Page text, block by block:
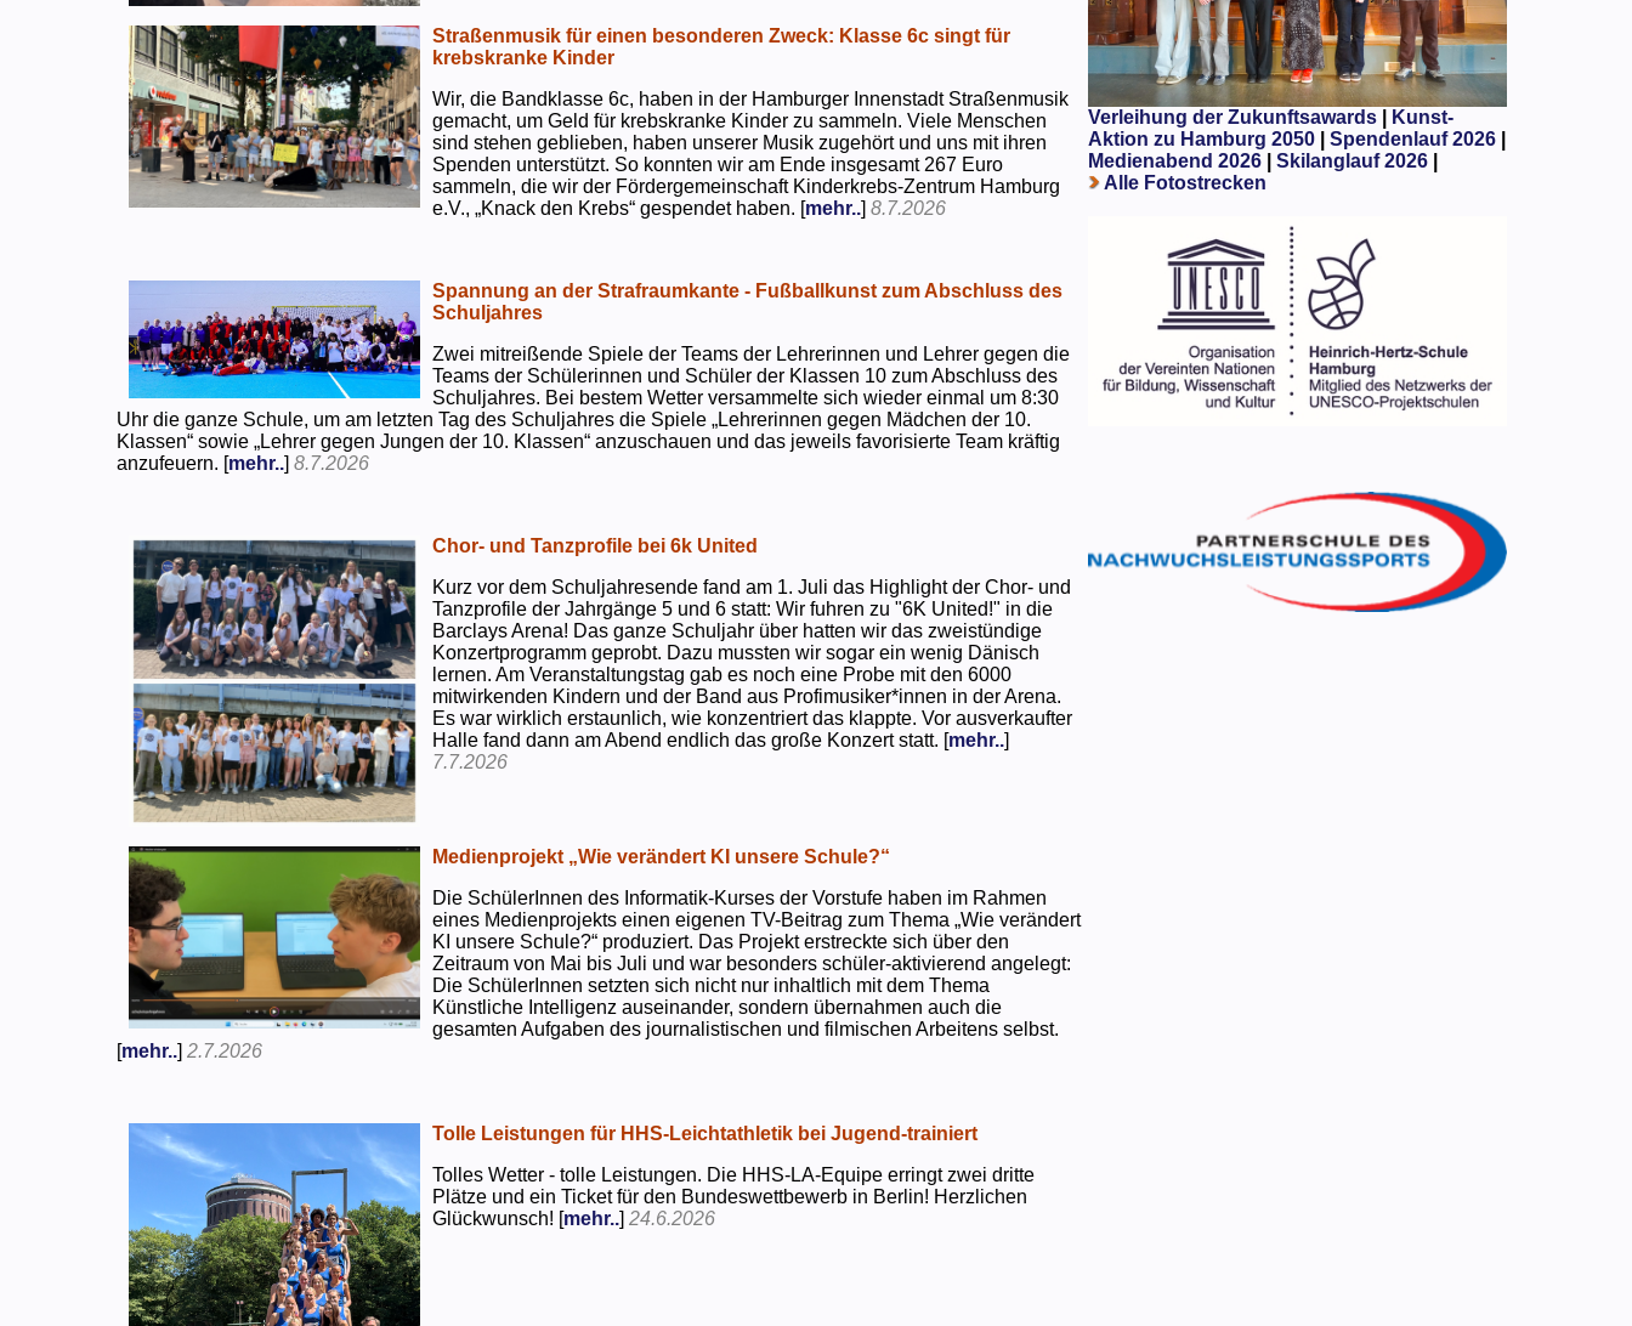
Straßenmusik für einen besonderen Zweck: Klasse 6c singt für
krebskranke Kinder
Wir, die Bandklasse 6c, haben in der Hamburger Innenstadt Straßenmusik
gemacht, um Geld für krebskranke Kinder zu sammeln. Viele Menschen
sind stehen geblieben, haben unserer Musik zugehört und uns mit ihren
Spenden unterstützt. So konnten wir am Ende insgesamt 267 Euro
sammeln, die wir der Fördergemeinschaft Kinderkrebs-Zentrum Hamburg
e.V., „Knack den Krebs“ gespendet haben. [mehr..]8.7.2026
Spannung an der Strafraumkante - Fußballkunst zum Abschluss des
Schuljahres
Zwei mitreißende Spiele der Teams der Lehrerinnen und Lehrer gegen die
Teams der Schülerinnen und Schüler der Klassen 10 zum Abschluss des
Schuljahres. Bei bestem Wetter versammelte sich wieder einmal um 8:30
Uhr die ganze Schule, um am letzten Tag des Schuljahres die Spiele „Lehrerinnen gegen Mädchen der 10.
Klassen“ sowie „Lehrer gegen Jungen der 10. Klassen“ anzuschauen und das jeweils favorisierte Team kräftig
anzufeuern. [mehr..]8.7.2026
Chor- und Tanzprofile bei 6k United
Kurz vor dem Schuljahresende fand am 1. Juli das Highlight der Chor- und
Tanzprofile der Jahrgänge 5 und 6 statt: Wir fuhren zu "6K United!" in die
Barclays Arena! Das ganze Schuljahr über hatten wir das zweistündige
Konzertprogramm geprobt. Dazu mussten wir sogar ein wenig Dänisch
lernen. Am Veranstaltungstag gab es noch eine Probe mit den 6000
mitwirkenden Kindern und der Band aus Profimusiker*innen in der Arena.
Es war wirklich erstaunlich, wie konzentriert das klappte. Vor ausverkaufter
Halle fand dann am Abend endlich das große Konzert statt. [mehr..]
7.7.2026
Medienprojekt „Wie verändert KI unsere Schule?“
Die SchülerInnen des Informatik-Kurses der Vorstufe haben im Rahmen
eines Medienprojekts einen eigenen TV-Beitrag zum Thema „Wie verändert
KI unsere Schule?“ produziert. Das Projekt erstreckte sich über den
Zeitraum von Mai bis Juli und war besonders schüler-aktivierend angelegt:
Die SchülerInnen setzten sich nicht nur inhaltlich mit dem Thema
Künstliche Intelligenz auseinander, sondern übernahmen auch die
gesamten Aufgaben des journalistischen und filmischen Arbeitens selbst.
[mehr..]2.7.2026
Tolle Leistungen für HHS-Leichtathletik bei Jugend-trainiert
Tolles Wetter - tolle Leistungen. Die HHS-LA-Equipe erringt zwei dritte
Plätze und ein Ticket für den Bundeswettbewerb in Berlin! Herzlichen
Glückwunsch! [mehr..]24.6.2026
Verleihung der Zukunftsawards|
Kunst-
Aktion zu Hamburg 2050
Spendenlauf 2026|
Medienabend 2026| Skilanglauf 2026|
Alle Fotostrecken